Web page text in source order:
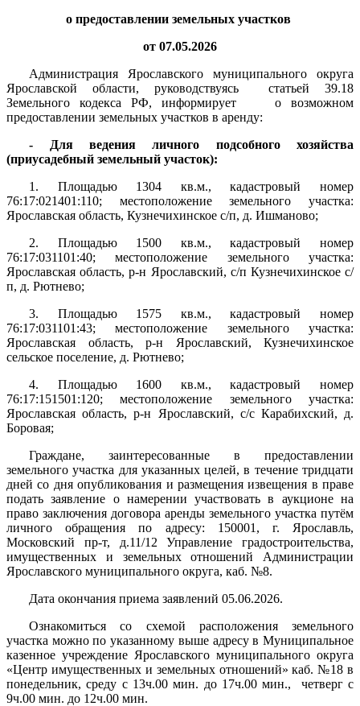
о предоставлении земельных участков
от 07.05.2026
Администрация Ярославского муниципального округа
Ярославской области, руководствуясь
статьей 39.18
Земельного кодекса РФ, информирует
о возможном
предоставлении земельных участков в аренду:
- Для ведения личного подсобного хозяйства
(приусадебный земельный участок):
1. Площадью 1304 кв.м., кадастровый номер
76:17:021401:110; местоположение земельного участка:
Ярославская область, Кузнечихинское с/п, д. Ишманово;
2. Площадью 1500 кв.м., кадастровый номер
76:17:031101:40; местоположение земельного участка:
Ярославская область, р-н Ярославский, с/п Кузнечихинское с/
п, д. Рютнево;
3. Площадью 1575 кв.м., кадастровый номер
76:17:031101:43; местоположение земельного участка:
Ярославская область, р-н Ярославский, Кузнечихинское
сельское поселение, д. Рютнево;
4. Площадью 1600 кв.м., кадастровый номер
76:17:151501:120; местоположение земельного участка:
Ярославская область, р-н Ярославский, с/с Карабихский, д.
Боровая;
Граждане, заинтересованные в предоставлении
земельного участка для указанных целей, в течение тридцати
дней со дня опубликования и размещения извещения в праве
подать заявление о намерении участвовать в аукционе на
право заключения договора аренды земельного участка путём
личного обращения по адресу: 150001, г. Ярославль,
Московский пр-т, д.11/12 Управление градостроительства,
имущественных и земельных отношений Администрации
Ярославского муниципального округа, каб. №8.
Дата окончания приема заявлений 05.06.2026.
Ознакомиться со схемой расположения земельного
участка можно по указанному выше адресу в Муниципальное
казенное учреждение Ярославского муниципального округа
«Центр имущественных и земельных отношений» каб. №18 в
понедельник, среду с 13ч.00 мин. до 17ч.00 мин.,
четверг с
9ч.00 мин. до 12ч.00 мин.